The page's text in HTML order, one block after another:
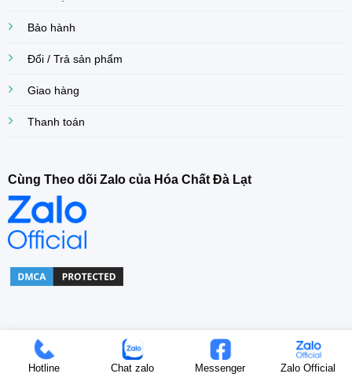
Hotline Chat zalo Messenger Zalo Official
Bảo hành
Đổi / Trả sản phẩm
Giao hàng
Thanh toán
Cùng Theo dõi Zalo của Hóa Chất Đà Lạt
Copyright© 2022 Khoa Dang Company. All right Reserved.